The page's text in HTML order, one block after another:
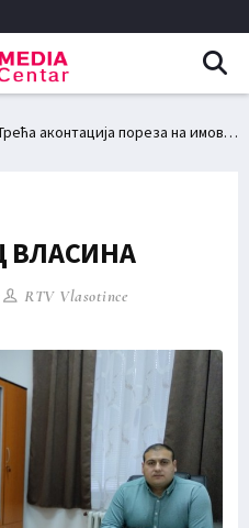
аконтација пореза на имовину доспева за плаћање 15. августа
ВЛАСИНА
RTV Vlasotince